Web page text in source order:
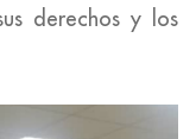
derechos y los